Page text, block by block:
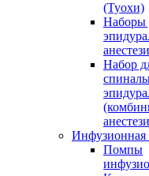
(Туохи)
Наборы
Набор
Инфузионная
Помпы